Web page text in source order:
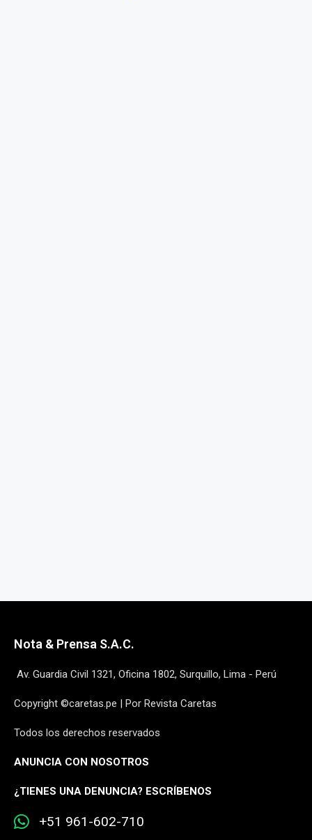
Nota & Prensa S.A.C.
Av. Guardia Civil 1321, Oficina 1802, Surquillo, Lima - Perú
Copyright ©caretas.pe | Por Revista Caretas
Todos los derechos reservados
ANUNCIA CON NOSOTROS
¿TIENES UNA DENUNCIA? ESCRÍBENOS
+51 961-602-710